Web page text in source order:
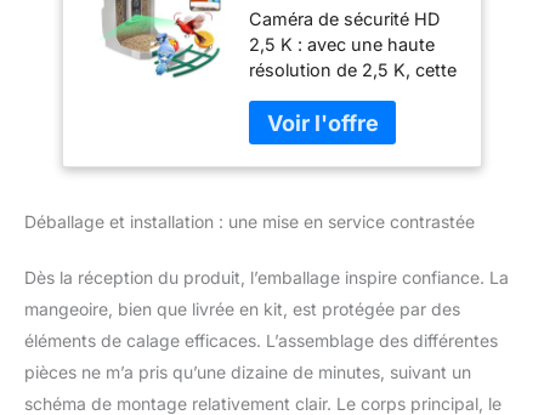
caméra, caméra
d'observation des
oiseaux de 2,5 L
avec identification
IA des espèces
d'oiseaux,
mangeoire
panneau solaire
Caméra de sécurité HD
2,5 K : avec une haute
résolution de 2,5 K, cette
pour oiseaux vous
permet d'obtenir les
meilleures photos
couleur même la nuit.
seulement voir les
oiseaux clairement dans
une perspective
semblable à un selfie,
mais également capturer
des détails en gros plan
Déballage et installation : une mise en service contrastée
Dès la réception du produit, l’emballage inspire confiance. La
mangeoire, bien que livrée en kit, est protégée par des
éléments de calage efficaces. L’assemblage des différentes
pièces ne m’a pris qu’une dizaine de minutes, suivant un
schéma de montage relativement clair. Le corps principal, le